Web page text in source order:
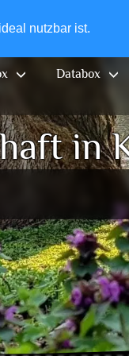
nutzbar ist.
Databox
in